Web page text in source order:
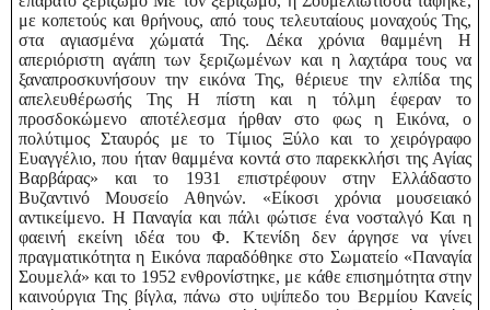
με κοπετούς και θρήνους, από τους τελευταίους μοναχούς Της,
στα αγιασμένα χώματά Της. Δέκα χρόνια θαμμένη Η
απεριόριστη αγάπη των ξεριζωμένων και η λαχτάρα τους να
ξαναπροσκυνήσουν την εικόνα Της, θέριευε την ελπίδα της
απελευθέρωσής Της Η πίστη και η τόλμη έφεραν το
προσδοκώμενο αποτέλεσμα ήρθαν στο φως η Εικόνα, ο
πολύτιμος Σταυρός με το Τίμιος Ξύλο και το χειρόγραφο
Ευαγγέλιο, που ήταν θαμμένα κοντά στο παρεκκλήσι της Αγίας
Βαρβάρας» και το 1931 επιστρέφουν στην Ελλάδαστο
Βυζαντινό Μουσείο Αθηνών. «Είκοσι χρόνια μουσειακό
αντικείμενο. Η Παναγία και πάλι φώτισε ένα νοσταλγό Και η
φαεινή εκείνη ιδέα του Φ. Κτενίδη δεν άργησε να γίνει
πραγματικότητα η Εικόνα παραδόθηκε στο Σωματείο «Παναγία
Σουμελά» και το 1952 ενθρονίστηκε, με κάθε επισημότητα στην
καινούργια Της βίγλα, πάνω στο υψίπεδο του Βερμίου Κανείς